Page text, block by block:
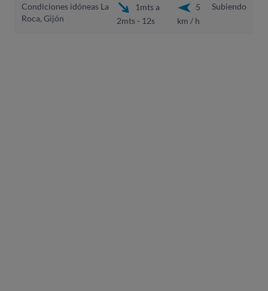
Condiciones idóneas La
Roca, Gijón
1mts a
2mts - 12s
5
km / h
Subiendo